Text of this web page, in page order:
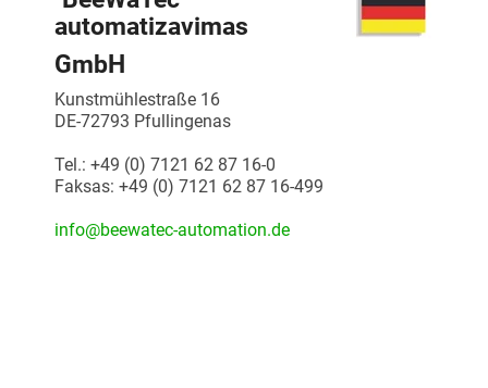
automatizavimas
GmbH
Kunstmühlestraße 16
DE-72793 Pfullingenas
Tel.: +49 (0) 7121 62 87 16-0
Faksas: +49 (0) 7121 62 87 16-499
info@beewatec-automation.de